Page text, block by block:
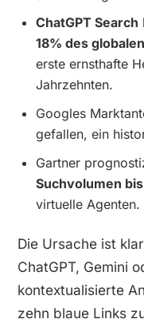
ChatGPT Search
18% des
erste ernsthafte
Jahrzehnten.
Googles
gefallen, ein
Gartner
Suchvolumen
virtuelle Agenten.
Die Ursache ist
ChatGPT, Gemini
kontextualisierte
zehn blaue Links